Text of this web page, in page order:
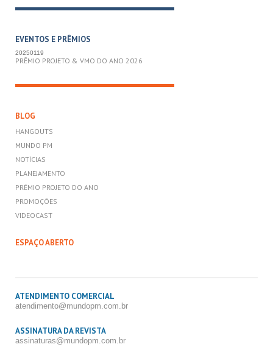
EVENTOS E PRÊMIOS
20250119
PRÊMIO PROJETO & VMO DO ANO 2026
BLOG
HANGOUTS
MUNDO PM
NOTÍCIAS
PLANEJAMENTO
PRÊMIO PROJETO DO ANO
PROMOÇÕES
VIDEOCAST
ESPAÇO ABERTO
ATENDIMENTO COMERCIAL
atendimento@mundopm.com.br
ASSINATURA DA REVISTA
assinaturas@mundopm.com.br